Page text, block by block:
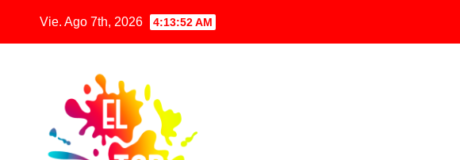
Vie. Ago 7th, 2026 4:13:54 AM